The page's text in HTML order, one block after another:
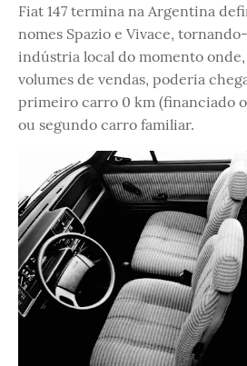
Fiat 147 termina na Argentina
nomes Spazio e Vivace,
indústria local do momento onde,
volumes de vendas, poderia
primeiro carro 0 km (financiado
ou segundo carro familiar.